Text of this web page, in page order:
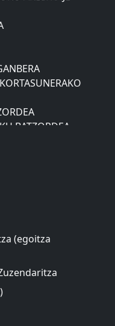
BATZORDEA
ARBITRAJE
(egoitza